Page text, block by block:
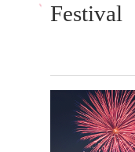
Festival